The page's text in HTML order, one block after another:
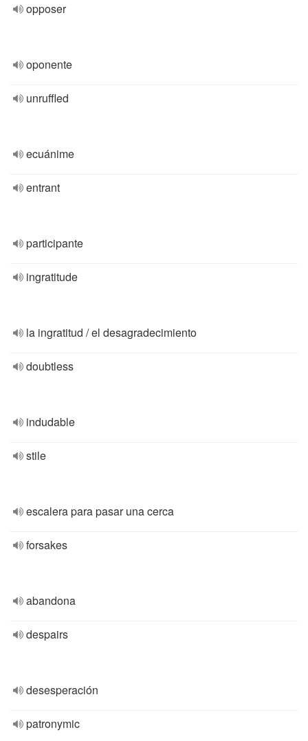
opposer
oponente
unruffled
ecuánime
entrant
participante
ingratitude
la ingratitud / el desagradecimiento
doubtless
indudable
stile
escalera para pasar una cerca
forsakes
abandona
despairs
desesperación
patronymic